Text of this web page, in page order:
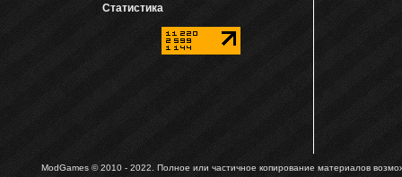
Статистика
ModGames © 2010 - 2022. Полное или частичное копирование материалов